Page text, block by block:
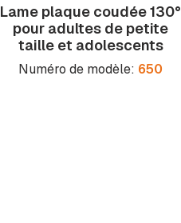
Lame plaque coudée 130°
pour adultes de petite
taille et adolescents
Numéro de modèle: 650